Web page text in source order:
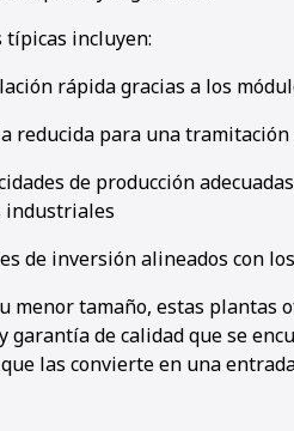
típicas incluyen:
rápida gracias a los
reducida para una
de producción
industriales
de inversión alineados con
menor tamaño, estas
garantía de calidad que se
las convierte en una